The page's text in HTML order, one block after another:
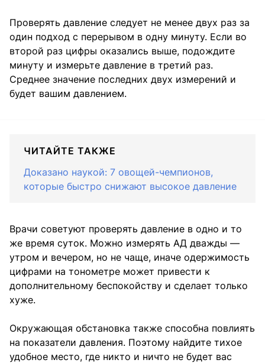
Проверять давление следует не менее двух раз за
один подход с перерывом в одну минуту. Если во
второй раз цифры оказались выше, подождите
минуту и измерьте давление в третий раз.
Среднее значение последних двух измерений и
будет вашим давлением.
ЧИТАЙТЕ ТАКЖЕ
Доказано наукой: 7 овощей-чемпионов,
которые быстро снижают высокое давление
Врачи советуют проверять давление в одно и то
же время суток. Можно измерять АД дважды —
утром и вечером, но не чаще, иначе одержимость
цифрами на тонометре может привести к
дополнительному беспокойству и сделает только
хуже.
Окружающая обстановка также способна повлиять
на показатели давления. Поэтому найдите тихое
удобное место, где никто и ничто не будет вас